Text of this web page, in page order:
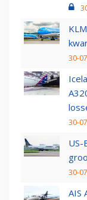
30-
30-
US-
30-
AIS